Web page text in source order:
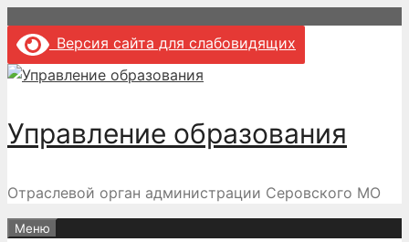
содержимому
Версия сайта для слабовидящих
Управление образования
Отраслевой орган администрации Серовского МО
Меню